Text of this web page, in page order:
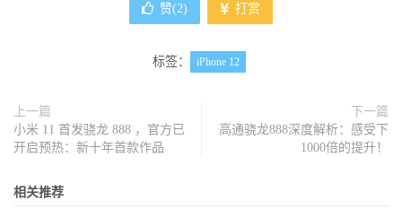
赞(2) 打赏
标签： iPhone 12
上一篇
小米 11 首发骁龙 888 ，官方已
开启预热：新十年首款作品
下一篇
高通骁龙888深度解析：感受下
1000倍的提升！
相关推荐